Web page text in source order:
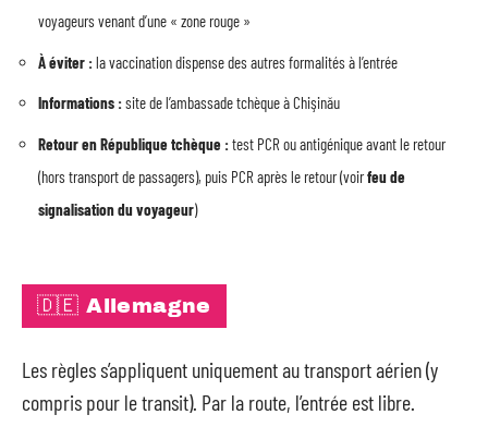
voyageurs venant d’une « zone rouge »
À éviter :la vaccination dispense des autres formalités à l’entrée
Informations :site de l’ambassade tchèque à Chişinău
Retour en République tchèque :test PCR ou antigénique avant le retour
(hors transport de passagers), puis PCR après le retour (voirfeu de
signalisation du voyageur)
🇩🇪 Allemagne
Les règles s’appliquent uniquement au transport aérien (y
compris pour le transit). Par la route, l’entrée est libre.